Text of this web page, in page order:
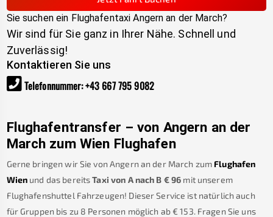
Sie suchen ein Flughafentaxi Angern an der March?
Wir sind für Sie ganz in Ihrer Nähe. Schnell und
Zuverlässig!
Kontaktieren Sie uns
Telefonnummer:+43 667 795 9082
Flughafentransfer – von Angern an der
March zum Wien Flughafen
Gerne bringen wir Sie von Angern an der March zum Flughafen
Wien und das bereitsTaxi von A nach B €96 mit unserem
Flughafenshuttel Fahrzeugen! Dieser Service ist natürlich auch
für Gruppen bis zu 8 Personen möglich ab € 153. Fragen Sie uns